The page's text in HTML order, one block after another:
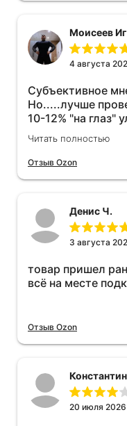
Моисеев
4 августа
Субъективное
Но.....лучше
10-12% "на глаз"
Покатаюсь,
будет 😁.
Читать полностью
Отзыв Ozon
Денис Ч.
3 августа
товар пришел
всё на месте
Отзыв Ozon
20 июля 2026